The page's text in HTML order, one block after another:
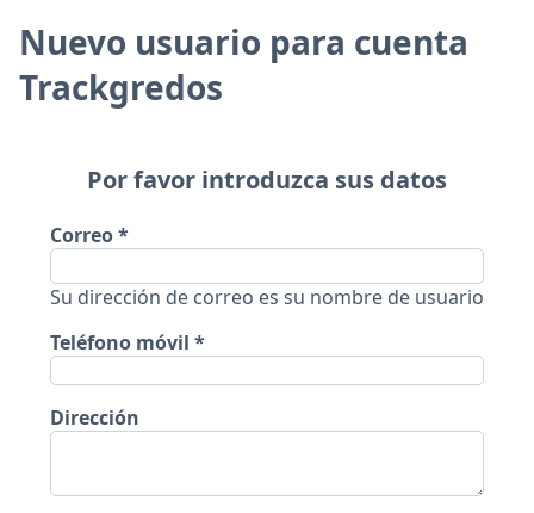
Nuevo usuario para cuenta
Trackgredos
Por favor introduzca sus datos
Correo
Su dirección de correo es su nombre de usuario
Teléfono móvil
Dirección